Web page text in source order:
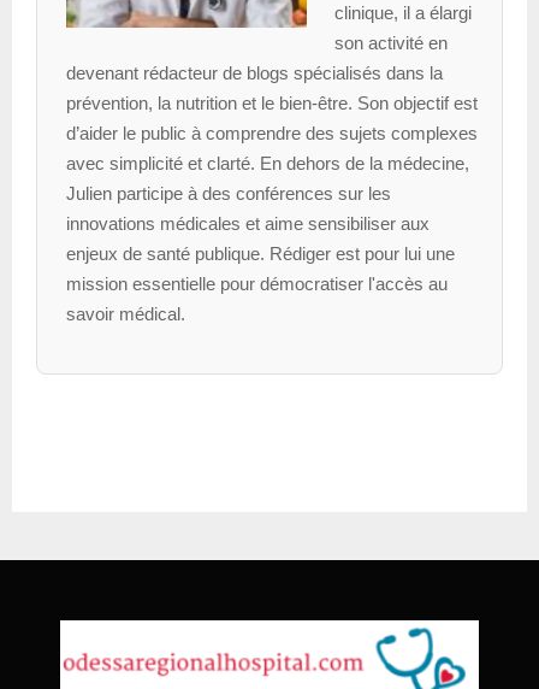
clinique, il a élargi
son activité en
devenant rédacteur de blogs spécialisés dans la
prévention, la nutrition et le bien-être. Son objectif est
d’aider le public à comprendre des sujets complexes
avec simplicité et clarté. En dehors de la médecine,
Julien participe à des conférences sur les
innovations médicales et aime sensibiliser aux
enjeux de santé publique. Rédiger est pour lui une
mission essentielle pour démocratiser l'accès au
savoir médical.